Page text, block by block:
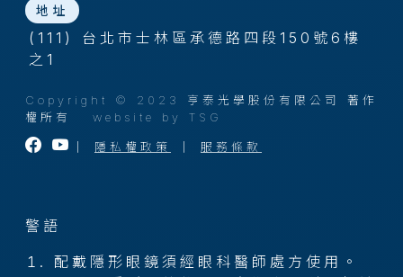
地址
(111) 台北市士林區承德路四段150號6樓
之1
Copyright © 2023 亨泰光學股份有限公司 著作
權所有 website by TSG
隱私權政策 服務條款
警語
配戴隱形眼鏡須經眼科醫師處方使用。